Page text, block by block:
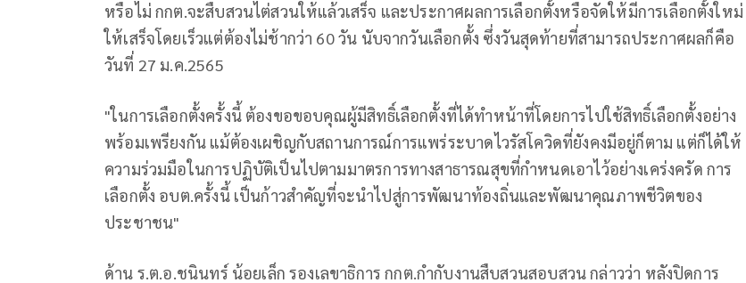
หรือไม่ กกต.จะสืบสวนไต่สวนให้แล้วเสร็จ และประกาศผลการเลือกตั้งหรือจัดให้มีการเลือกตั้งใหม่
ให้เสร็จโดยเร็วแต่ต้องไม่ช้ากว่า 60 วัน นับจากวันเลือกตั้ง ซึ่งวันสุดท้ายที่สามารถประกาศผลก็คือ
วันที่ 27 ม.ค.2565
"ในการเลือกตั้งครั้งนี้ ต้องขอขอบคุณผู้มีสิทธิ์เลือกตั้งที่ได้ทำหน้าที่โดยการไปใช้สิทธิ์เลือกตั้งอย่าง
พร้อมเพรียงกัน แม้ต้องเผชิญกับสถานการณ์การแพร่ระบาดไวรัสโควิดที่ยังคงมีอยู่ก็ตาม แต่ก็ได้ให้
ความร่วมมือในการปฏิบัติเป็นไปตามมาตรการทางสาธารณสุขที่กำหนดเอาไว้อย่างเคร่งครัด การ
เลือกตั้ง อบต.ครั้งนี้ เป็นก้าวสำคัญที่จะนำไปสู่การพัฒนาท้องถิ่นและพัฒนาคุณภาพชีวิตของ
ประชาชน"
ด้าน ร.ต.อ.ชนินทร์ น้อยเล็ก รองเลขาธิการ กกต.กำกับงานสืบสวนสอบสวน กล่าวว่า หลังปิดการ